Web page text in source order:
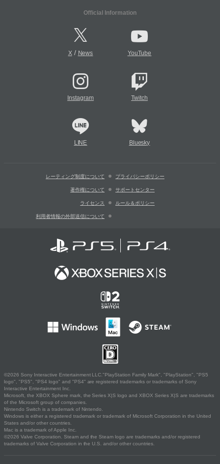
Official Information
X/ News YouTube
Instagram Twitch
LINE Bluesky
レーティング制度について プライバシーポリシー
著作権について サポートセンター
ライセンス ルール＆ポリシー
利用者情報の外部送信について
©2026 Sony Interactive Entertainment LLC."PlayStation Family Mark", "PlayStation", "PS5
logo", "PS5", "PS4 logo" and "PS4" are registered trademarks or trademarks of Sony
Interactive Entertainment Inc.
Microsoft, the XBOX Sphere mark, the Series X|S logo and XBOX Series X|S are trademarks
of the Microsoft group of companies.
Nintendo Switch is a trademark of Nintendo.
Windows is either a registered trademark or trademark of Microsoft Corporation in the United
States and/or other countries.
Mac is a trademark of Apple Inc.
©2026 Valve Corporation. Steam and the Steam logo are trademarks and/or registered
trademarks of Valve Corporation in the U.S. and/or other countries.